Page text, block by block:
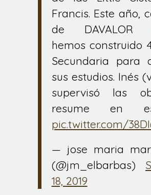
Francis. Este año,
de
hemos construido
Secundaria para
sus estudios. Inés
supervisó las
resume en
pic.twitter.com/
— jose maria
(@jm_elbarbas)
18, 2019